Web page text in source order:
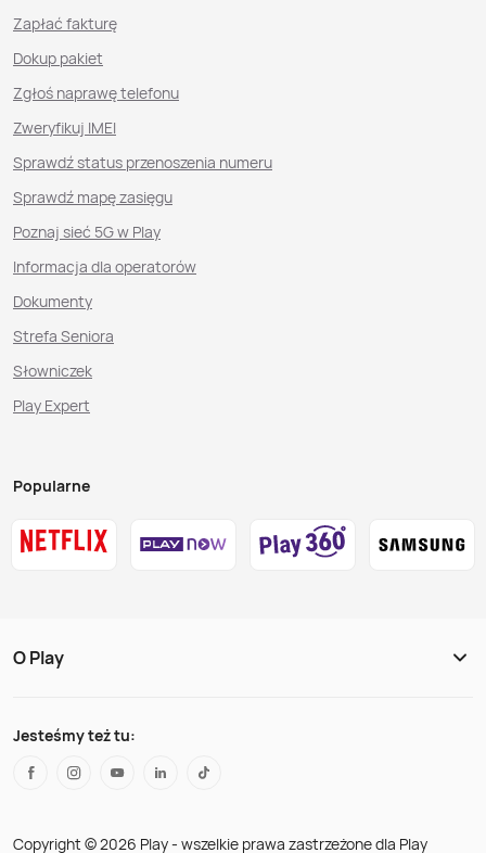
Zapłać fakturę
Dokup pakiet
Zgłoś naprawę telefonu
Zweryfikuj IMEI
Sprawdź status przenoszenia numeru
Sprawdź mapę zasięgu
Poznaj sieć 5G w Play
Informacja dla operatorów
Dokumenty
Strefa Seniora
Słowniczek
Play Expert
Popularne
O Play
Jesteśmy też tu:
Copyright © 2026 Play - wszelkie prawa zastrzeżone dla Play